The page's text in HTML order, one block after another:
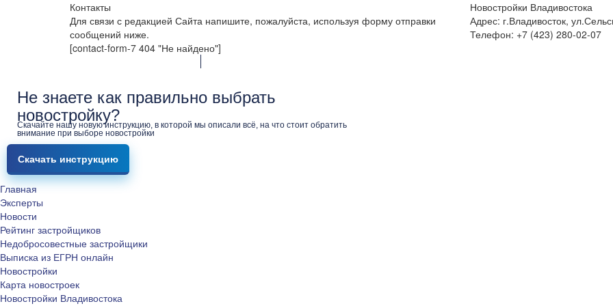
Контакты
Для связи с редакцией Сайта напишите, пожалуйста, используя форму отправки
сообщений ниже.
[contact-form-7 404 "Не найдено"]
Новостройки Владивостока
Адрес: г.Владивосток,
Телефон: +7 (423) 280-02-07
Не знаете как правильно выбрать
новостройку?
Скачайте нашу новую инструкцию, в которой мы описали всё, на что стоит обратить
внимание при выборе новостройки
Скачать инструкцию
Главная
Эксперты
Новости
Рейтинг застройщиков
Недобросовестные застройщики
Выписка из ЕГРН онлайн
Новостройки
Карта новостроек
Новостройки Владивостока